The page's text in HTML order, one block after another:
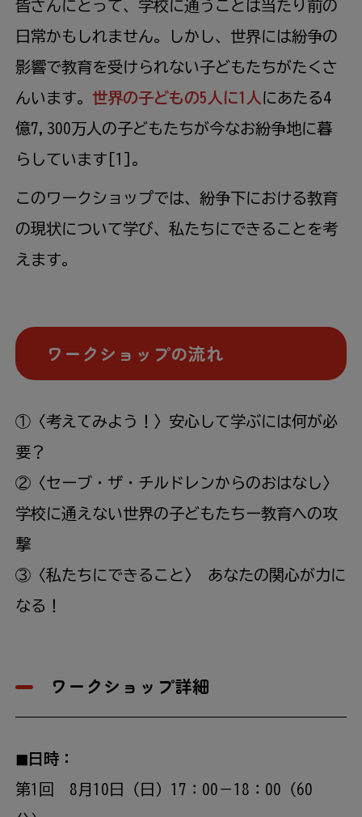
皆さんにとって、学校に通うことは当たり前の
日常かもしれません。しかし、世界には紛争の
影響で教育を受けられない子どもたちがたくさ
んいます。 世界の子どもの5人に1人 にあたる4
億7,300万人の子どもたちが今なお紛争地に暮
らしています[1]。
このワークショップでは、紛争下における教育
の現状について学び、私たちにできることを考
えます。
ワークショップの流れ
①〈考えてみよう！〉安心して学ぶには何が必
要？
②〈セーブ・ザ・チルドレンからのおはなし〉
学校に通えない世界の子どもたちー教育への攻
撃
③〈私たちにできること〉 あなたの関心が力に
なる！
ワークショップ詳細
◼︎日時：
第1回 8月10日（日）17：00－18：00（60